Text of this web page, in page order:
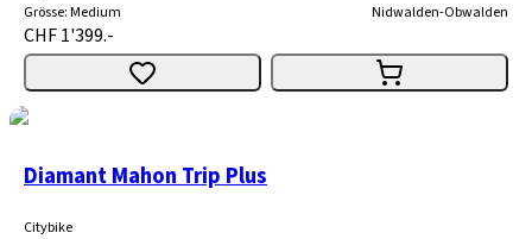
Grösse:Medium Nidwalden-Obwalden
CHF 1'399.-
Diamant Mahon Trip Plus
Citybike